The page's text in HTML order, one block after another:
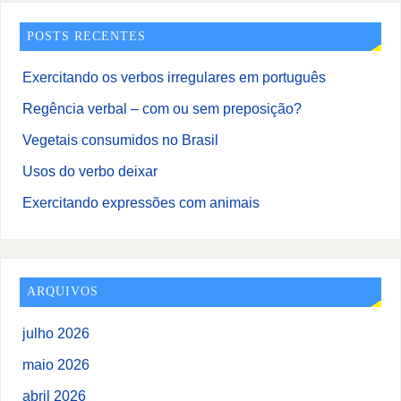
POSTS RECENTES
Exercitando os verbos irregulares em português
Regência verbal – com ou sem preposição?
Vegetais consumidos no Brasil
Usos do verbo deixar
Exercitando expressões com animais
ARQUIVOS
julho 2026
maio 2026
abril 2026